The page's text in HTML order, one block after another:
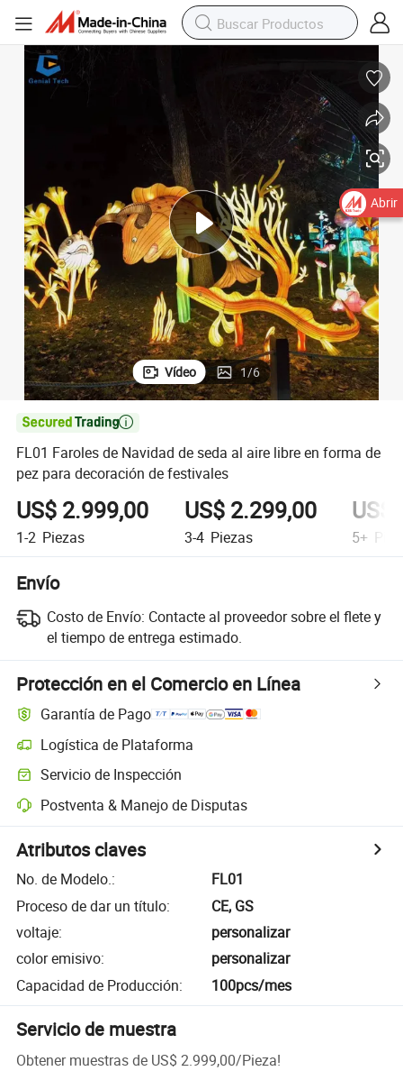
Vídeo 1/6

FL01 Faroles de Navidad de seda al aire libre en forma de
pez para decoración de festivales
US$ 2.999,00
1-2 Piezas
US$ 2.299,00
3-4 Piezas
US$
5+
Envío
Costo de Envío: Contacte al proveedor sobre el flete y
el tiempo de entrega estimado.
Protección en el Comercio en Línea
Garantía de Pago
Logística de Plataforma
Servicio de Inspección
Postventa & Manejo de Disputas
Atributos claves
No. de Modelo.:
FL01
Proceso de dar un título:
CE, GS
voltaje:
personalizar
color emisivo:
personalizar
Capacidad de Producción: 100pcs/mes
Servicio de muestra
Obtener muestras de US$ 2.999,00/Pieza!
Abrir